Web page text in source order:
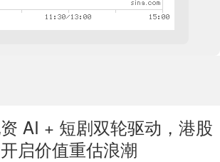
AI + 短剧双轮驱动，港股
启价值重估浪潮